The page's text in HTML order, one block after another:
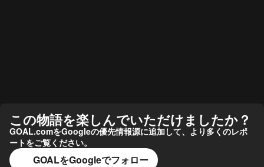
この物語を楽しんでいただけましたか？
GOAL.comをGoogleの優先情報源に追加して、より多くのレポ
ートをご覧ください。
GOALをGoogleでフォロー